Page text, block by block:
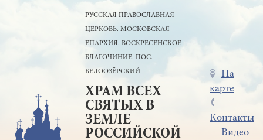
РУССКАЯ ПРАВОСЛАВНАЯ
ЦЕРКОВЬ. МОСКОВСКАЯ
ЕПАРХИЯ. ВОСКРЕСЕНСКОЕ
БЛАГОЧИНИЕ. ПОС.
БЕЛООЗЁРСКИЙ
ХРАМ ВСЕХ
СВЯТЫХ В
ЗЕМЛЕ
РОССИЙСКОЙ
Меню
в
шапке
На
карте
Контакты
Видео